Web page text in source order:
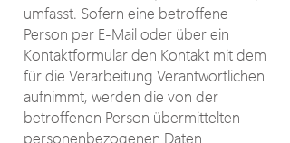
umfasst. Sofern eine betroffene
Person per E-Mail oder über ein
Kontaktformular den Kontakt mit dem
für die Verarbeitung Verantwortlichen
aufnimmt, werden die von der
betroffenen Person übermittelten
personenbezogenen Daten